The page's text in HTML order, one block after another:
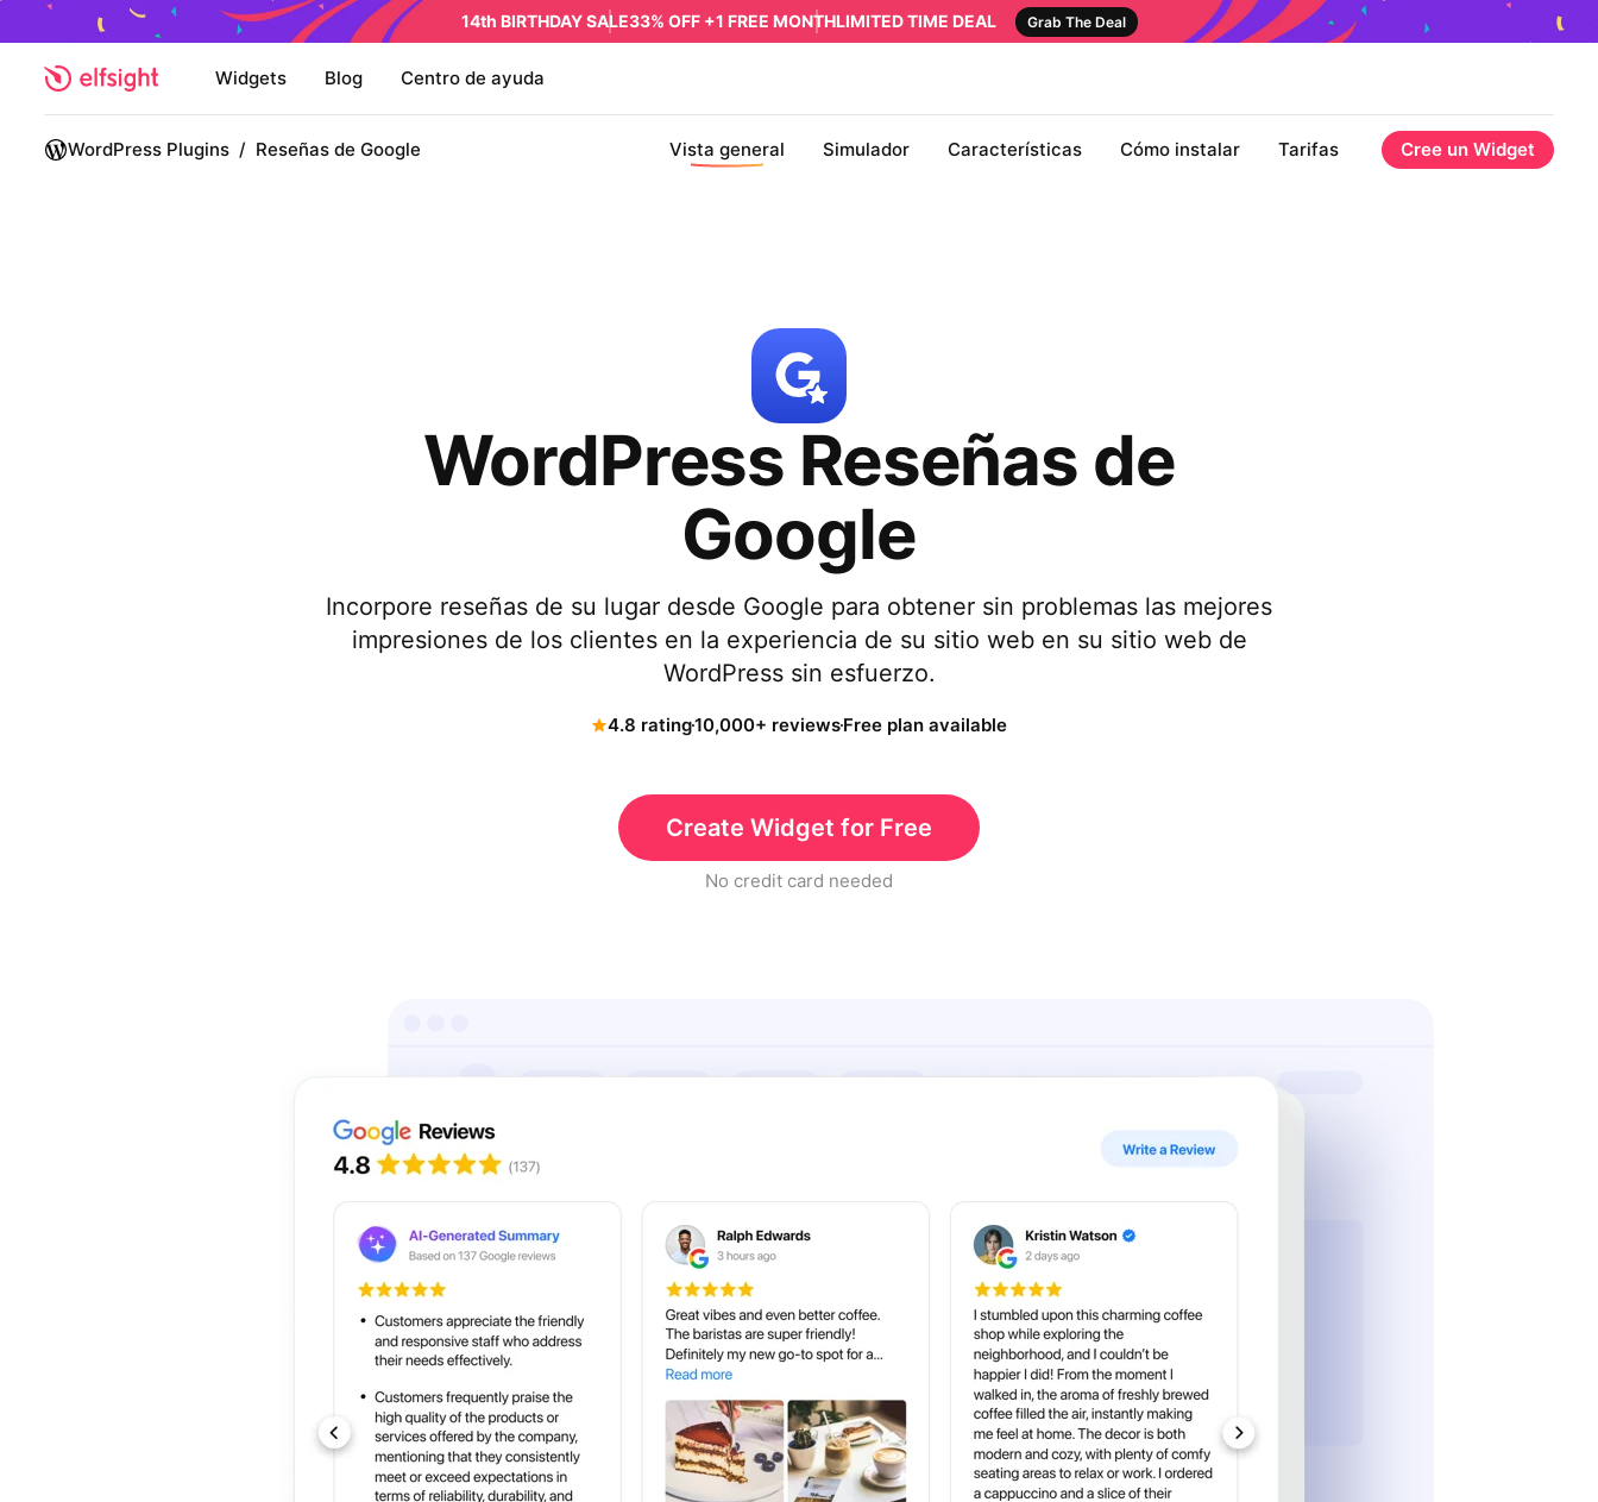
14th BIRTHDAY SALE33% OFF +1 FREE MONTHLIMITED TIME DEAL Grab The Deal
Widgets Blog Centro de ayuda
WordPress Plugins / Reseñas de Google Vista general Simulador Características Cómo instalar Tarifas Cree un Widget
WordPress Reseñas de
Google
Incorpore reseñas de su lugar desde Google para obtener sin problemas las mejores
impresiones de los clientes en la experiencia de su sitio web en su sitio web de
WordPress sin esfuerzo.
4.8 rating10,000+ reviewsFree plan available
Create Widget for Free
No credit card needed